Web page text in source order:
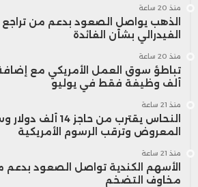
منذ 20 ساعة
الذهب يواصل الصعود بدعم من تراجع
الفيدرالي بشأن الفائدة
منذ 20 ساعة
ألف وظيفة فقط في يوليو
منذ 21 ساعة
النحاس يقترب من
المعروض وترقب الرسوم الأمريكية
منذ 21 ساعة
مخاوف التضخم